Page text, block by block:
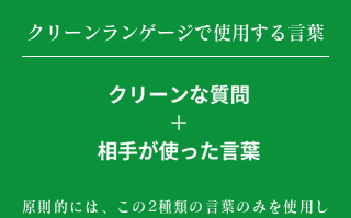
クリーンランゲージで使用する言葉
原則的には、この2種類の言葉のみを使用し